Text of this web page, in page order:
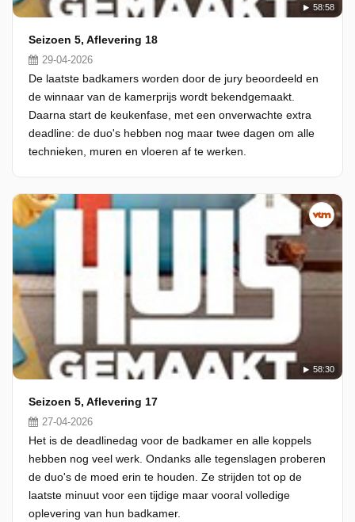
58:58
Seizoen 5, Aflevering 18
29-04-2026
De laatste badkamers worden door de jury beoordeeld en
de winnaar van de kamerprijs wordt bekendgemaakt.
Daarna start de keukenfase, met een onverwachte extra
deadline: de duo's hebben nog maar twee dagen om alle
technieken, muren en vloeren af te werken.
58:30
Seizoen 5, Aflevering 17
27-04-2026
Het is de deadlinedag voor de badkamer en alle koppels
hebben nog veel werk. Ondanks alle tegenslagen proberen
de duo's de moed erin te houden. Ze strijden tot op de
laatste minuut voor een tijdige maar vooral volledige
oplevering van hun badkamer.